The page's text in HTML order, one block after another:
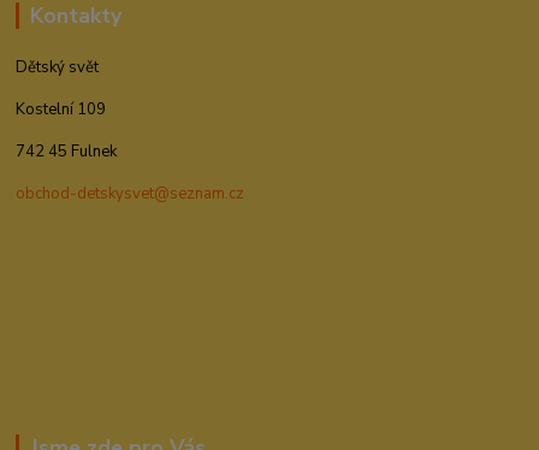
Kontakty
Dětský svět
Kostelní 109
742 45 Fulnek
obchod-detskysvet@seznam.cz